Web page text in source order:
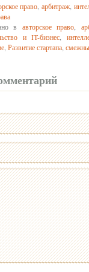
право ,арбитраж
в авторское право
и IT-бизнес
Развитие стартапа